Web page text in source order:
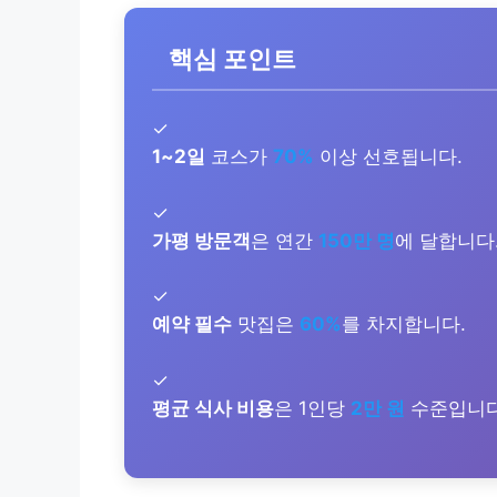
핵심 포인트
✓
1~2일 코스가 70% 이상 선호됩니다.
✓
가평 방문객은 연간 150만 명에 달합니
✓
예약 필수 맛집은 60%를 차지합니다.
✓
평균 식사 비용은 1인당 2만 원 수준입니